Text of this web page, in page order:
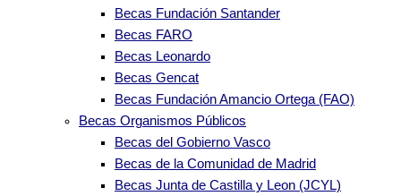
Becas Fundación Santander
Becas FARO
Becas Leonardo
Becas Gencat
Becas Fundación Amancio Ortega (FAO)
Becas Organismos Públicos
Becas del Gobierno Vasco
Becas de la Comunidad de Madrid
Becas Junta de Castilla y Leon (JCYL)